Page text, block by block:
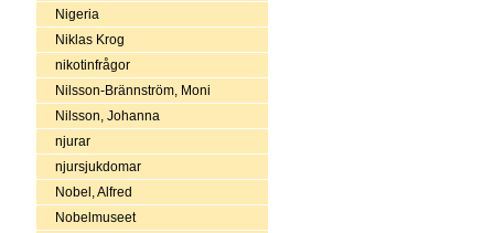
Nigeria
Niklas Krog
nikotinfrågor
Nilsson-Brännström, Moni
Nilsson, Johanna
njurar
njursjukdomar
Nobel, Alfred
Nobelmuseet